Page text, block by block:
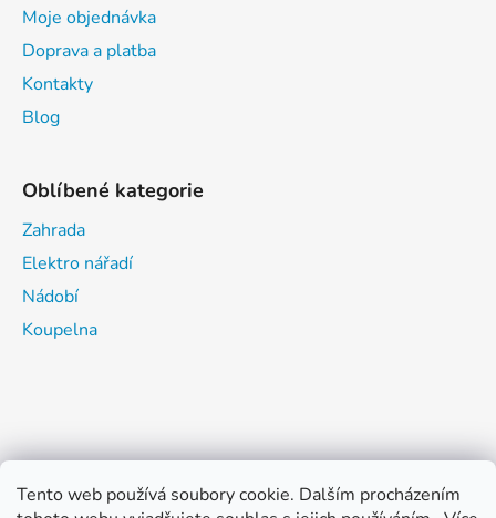
Tento web používá soubory cookie. Dalším procházením
Moje objednávka
Doprava a platba
Kontakty
Blog
Oblíbené kategorie
Zahrada
Elektro nářadí
Nádobí
Koupelna